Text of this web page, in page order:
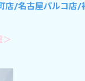
店/名古屋パルコ店/